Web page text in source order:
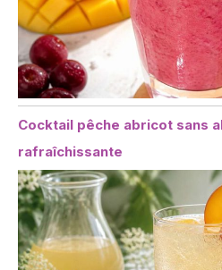
Cocktail pêche abricot sans
rafraîchissante